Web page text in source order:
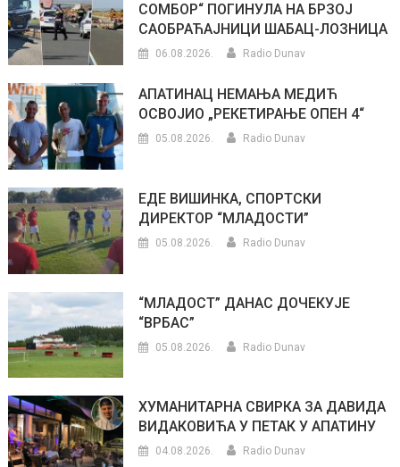
СОМБОР“ ПОГИНУЛА НА БРЗОЈ
САОБРАЋАЈНИЦИ ШАБАЦ-ЛОЗНИЦА
06.08.2026. Radio Dunav
АПАТИНАЦ НЕМАЊА МЕДИЋ
ОСВОЈИО „РЕКЕТИРАЊЕ ОПЕН 4“
05.08.2026. Radio Dunav
ЕДЕ ВИШИНКА, СПОРТСКИ
ДИРЕКТОР “МЛАДОСТИ”
05.08.2026. Radio Dunav
“МЛАДОСТ” ДАНАС ДОЧЕКУЈЕ
“ВРБАС”
05.08.2026. Radio Dunav
ХУМАНИТАРНА СВИРКА ЗА ДАВИДА
ВИДАКОВИЋА У ПЕТАК У АПАТИНУ
04.08.2026. Radio Dunav